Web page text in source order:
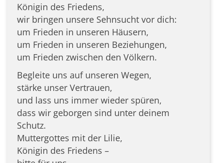
Königin des Friedens,
wir bringen unsere Sehnsucht vor dich:
um Frieden in unseren Häusern,
um Frieden in unseren Beziehungen,
um Frieden zwischen den Völkern.
Begleite uns auf unseren Wegen,
stärke unser Vertrauen,
und lass uns immer wieder spüren,
dass wir geborgen sind unter deinem
Schutz.
Muttergottes mit der Lilie,
Königin des Friedens –